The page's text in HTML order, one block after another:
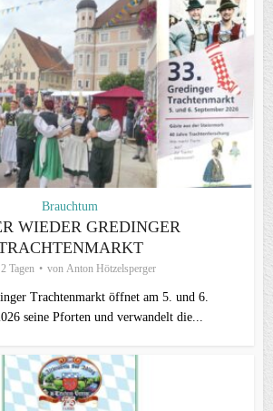
Brauchtum
WIEDER GREDINGER
Tagen von Anton Hötzelsperger
Trachtenmarkt öffnet am 5. und 6.
seine Pforten und verwandelt die...